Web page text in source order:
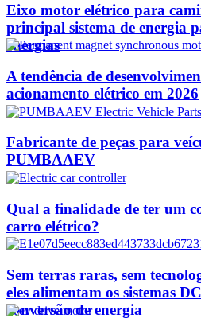
Eixo motor elétrico para
principal sistema de energia
energias
A tendência de
acionamento elétrico em 2026
Fabricante de peças para
PUMBAAEV
Qual a finalidade de ter um
carro elétrico?
Sem terras raras, sem
eles alimentam os sistemas
conversão de energia